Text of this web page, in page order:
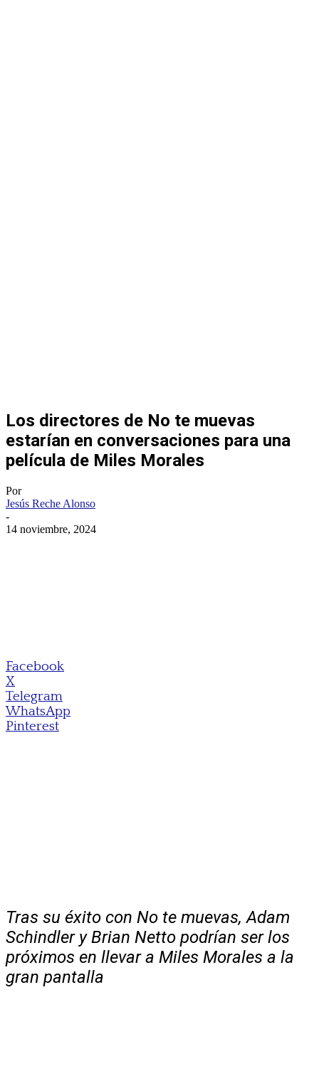
Los directores de No te muevas
estarían en conversaciones para una
película de Miles Morales
Por
Jesús Reche Alonso
-
14 noviembre, 2024
Facebook
X
Telegram
WhatsApp
Pinterest
Tras su éxito con No te muevas, Adam
Schindler y Brian Netto podrían ser los
próximos en llevar a Miles Morales a la
gran pantalla